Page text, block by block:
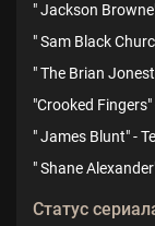
" Jackson
" Sam Black
" The Brian
"Crooked
" James Blunt" -
" Shane
Статус